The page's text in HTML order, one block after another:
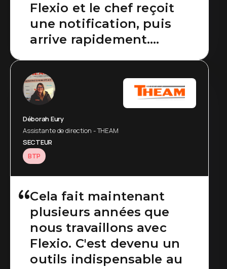
Flexio et le chef reçoit
une notification, puis
arrive rapidement.
aller le chercher.
Déborah Eury
Assistante de direction - THEAM
SECTEUR
BTP
Cela fait maintenant
plusieurs années que
nous travaillons avec
Flexio. C'est devenu un
outils indispensable au